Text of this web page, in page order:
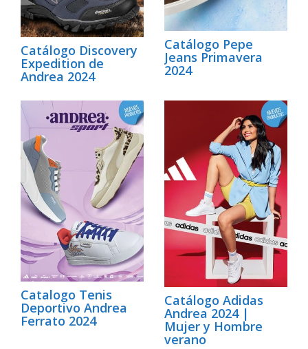
Catálogo Discovery
Expedition de
Andrea 2024
Catálogo Pepe
Jeans Primavera
2024
Catalogo Tenis
Deportivo Andrea
Ferrato 2024
Catálogo Adidas
Andrea 2024 |
Mujer y Hombre
verano